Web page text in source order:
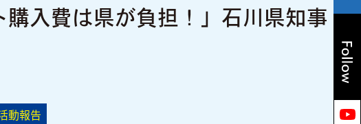
購入費は県が負担！」石川県知事
動報告